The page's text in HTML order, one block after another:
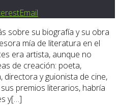
Email
sobre su biografía y su obra
mía de literatura en el
era artista, aunque no
de creación: poeta,
y guionista de cine,
premios literarios, habría
y[…]